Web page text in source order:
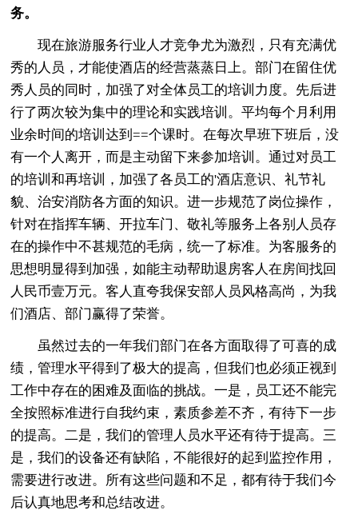
务。
现在旅游服务行业人才竞争尤为激烈，只有充满优
秀的人员，才能使酒店的经营蒸蒸日上。部门在留住优
秀人员的同时，加强了对全体员工的培训力度。先后进
行了两次较为集中的理论和实践培训。平均每个月利用
业余时间的培训达到==个课时。在每次早班下班后，没
有一个人离开，而是主动留下来参加培训。通过对员工
的培训和再培训，加强了各员工的'酒店意识、礼节礼
貌、治安消防各方面的知识。进一步规范了岗位操作，
针对在指挥车辆、开拉车门、敬礼等服务上各别人员存
在的操作中不甚规范的毛病，统一了标准。为客服务的
思想明显得到加强，如能主动帮助退房客人在房间找回
人民币壹万元。客人直夸我保安部人员风格高尚，为我
们酒店、部门赢得了荣誉。
虽然过去的一年我们部门在各方面取得了可喜的成
绩，管理水平得到了极大的提高，但我们也必须正视到
工作中存在的困难及面临的挑战。一是，员工还不能完
全按照标准进行自我约束，素质参差不齐，有待下一步
的提高。二是，我们的管理人员水平还有待于提高。三
是，我们的设备还有缺陷，不能很好的起到监控作用，
需要进行改进。所有这些问题和不足，都有待于我们今
后认真地思考和总结改进。